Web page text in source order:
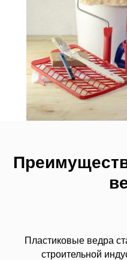
Пластиковые ведра
строительной